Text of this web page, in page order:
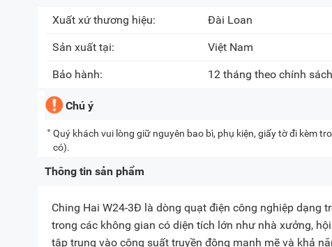
Xuất xứ thương hiệu: Đài Loan
Sản xuất tại: Việt Nam
Bảo hành: 12 tháng theo chính
Chú ý
Quý khách vui lòng giữ nguyên bao bì, phụ kiện, giấy tờ đi kèm
có).
Thông tin sản phẩm
Ching Hai W24-3Đ là dòng quạt điện công nghiệp dạng
trong các không gian có diện tích lớn như nhà xưởng,
tập trung vào công suất truyền động mạnh mẽ và khả